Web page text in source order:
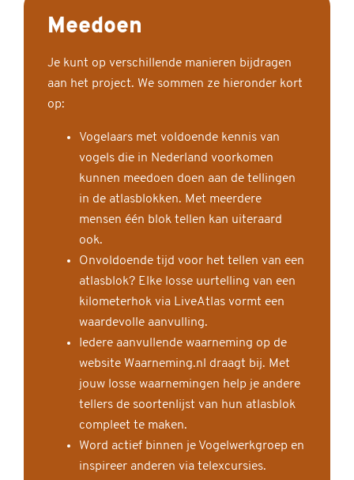
Meedoen
Je kunt op verschillende manieren bijdragen
aan het project. We sommen ze hieronder kort
op:
Vogelaars met voldoende kennis van
vogels die in Nederland voorkomen
kunnen meedoen doen aan de tellingen
in de atlasblokken. Met meerdere
mensen één blok tellen kan uiteraard
ook.
Onvoldoende tijd voor het tellen van een
atlasblok? Elke losse uurtelling van een
kilometerhok via LiveAtlas vormt een
waardevolle aanvulling.
Iedere aanvullende waarneming op de
website Waarneming.nl draagt bij. Met
jouw losse waarnemingen help je andere
tellers de soortenlijst van hun atlasblok
compleet te maken.
Word actief binnen je Vogelwerkgroep en
inspireer anderen via telexcursies.